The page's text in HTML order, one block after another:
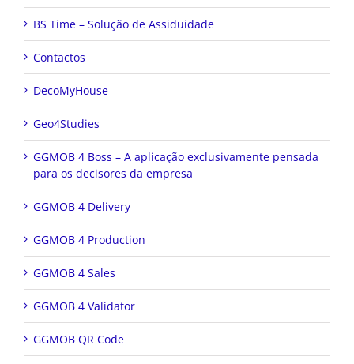
BS Time – Solução de Assiduidade
Contactos
DecoMyHouse
Geo4Studies
GGMOB 4 Boss – A aplicação exclusivamente pensada
para os decisores da empresa
GGMOB 4 Delivery
GGMOB 4 Production
GGMOB 4 Sales
GGMOB 4 Validator
GGMOB QR Code